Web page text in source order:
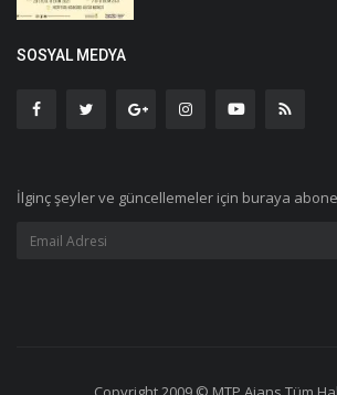
SOSYAL MEDYA
İlginç şeyler ve güncellemeler için buraya